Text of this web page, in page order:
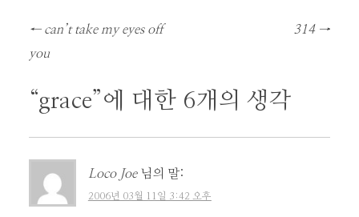
글
네
게
이
션
←can’t take my eyes off
you
314 →
“grace”에 대한 6개의 생각
Loco Joe 님의 말:
2006년 03월 11일 3:42 오후